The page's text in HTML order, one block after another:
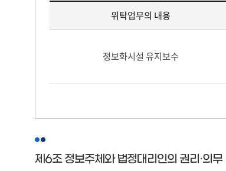
표
위탁업무의 내용
정보화시설 유지보수
제6조 정보주체와 법정대리인의 권리·의무